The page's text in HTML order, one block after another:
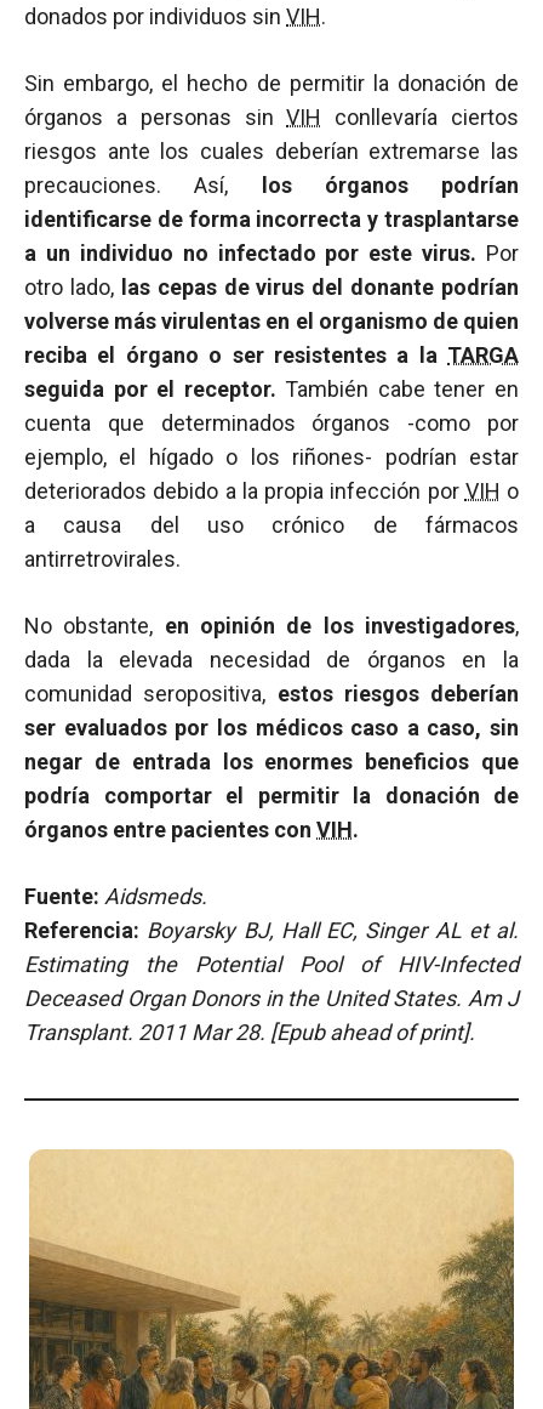
donados por individuos sin VIH.
Sin embargo, el hecho de permitir la donación de
órganos a personas sinVIH
conllevaría ciertos
riesgos ante los cuales deberían extremarse las
precauciones. Así,
los órganos podrían
identificarse de forma incorrecta y trasplantarse
a un individuo no infectado por este virus. Por
otro lado, las cepas de virus del donante podrían
volverse más virulentas en el organismo de quien
reciba el órgano o ser resistentes a la TARGA
seguida por el receptor. También cabe tener en
cuenta que determinados órganos -como por
ejemplo, el hígado o los riñones- podrían estar
deteriorados debido a la propia infección por VIH o
a causa del uso crónico de fármacos
antirretrovirales.
No obstante, en opinión de los investigadores,
dada la elevada necesidad de órganos en la
comunidad seropositiva, estos riesgos deberían
ser evaluados por los médicos caso a caso, sin
negar de entrada los enormes beneficios que
podría comportar el permitir la donación de
órganos entre pacientes con VIH.
Fuente: Aidsmeds.
Referencia: Boyarsky BJ, Hall EC, Singer AL et al.
Estimating the Potential Pool of HIV-Infected
Deceased Organ Donors in the United States. Am J
Transplant. 2011 Mar 28. [Epub ahead of print].